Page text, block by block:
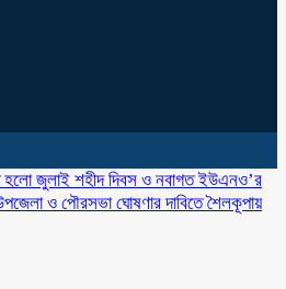
হলো জুলাই শহীদ দিবস ও নবাগত ইউএনও’র
ও পৌরসভা ঘোষণার দাবিতে শৈলকূপায়